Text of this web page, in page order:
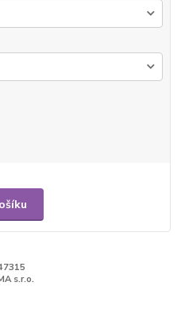
s.r.o.